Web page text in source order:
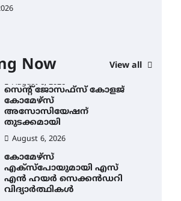
Now View all
August 5, 2026
ട്യുണീഷ്യൻ ചിത്രം ” ദി
ചെയ്യുന്നു
August 6, 2026
സെന്റ് ജോസഫ്സ് കോളജ്
കോമേഴ്‌സ്
അസോസിയേഷന്
തുടക്കമായി
August 6, 2026
കോമേഴ്സ്
എക്സ്പോയുമായി എസ്
എൻ ഹയർ സെക്കൻഡറി
വിദ്യാർത്ഥികൾ